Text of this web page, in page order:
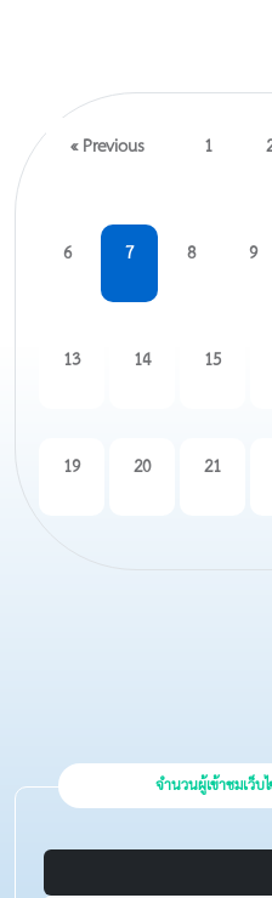
« Previous 1
6 7 8 9
13 14 15
19 20 21
จำนวนผู้เข้าชมเว็บ